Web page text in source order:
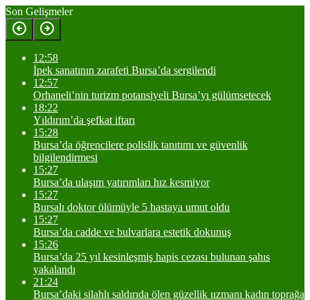
Son Gelişmeler
12:58
İpek sanatının zarafeti Bursa’da sergilendi
12:57
Orhaneli’nin turizm potansiyeli Bursa’yı gülümsetecek
18:22
Yıldırım’da şefkat iftarı
15:28
Bursa’da öğrencilere polislik tanıtımı ve güvenlik
bilgilendirmesi
15:27
Bursa’da ulaşım yatırımları hız kesmiyor
15:27
Bursalı doktor ölümüyle 5 hastaya umut oldu
15:27
Bursa’da cadde ve bulvarlara estetik dokunuş
15:26
Bursa’da 25 yıl kesinleşmiş hapis cezası bulunan şahıs
yakalandı
21:24
Bursa’daki silahlı saldırıda ölen güzellik uzmanı kadın toprağa